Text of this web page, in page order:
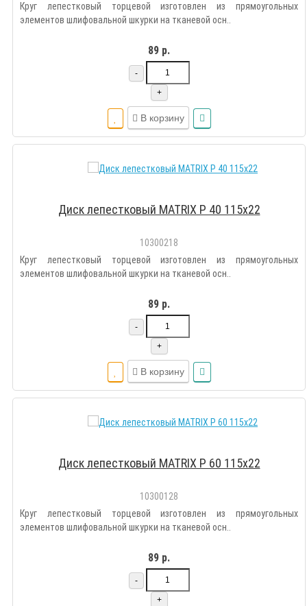
Круг лепестковый торцевой изготовлен из прямоугольных
элементов шлифовальной шкурки на тканевой осн..
89 р.
-
+
В корзину
Диск лепестковый MATRIX Р 40 115х22
10300218
Круг лепестковый торцевой изготовлен из прямоугольных
элементов шлифовальной шкурки на тканевой осн..
89 р.
-
+
В корзину
Диск лепестковый MATRIX Р 60 115х22
10300128
Круг лепестковый торцевой изготовлен из прямоугольных
элементов шлифовальной шкурки на тканевой осн..
89 р.
-
+